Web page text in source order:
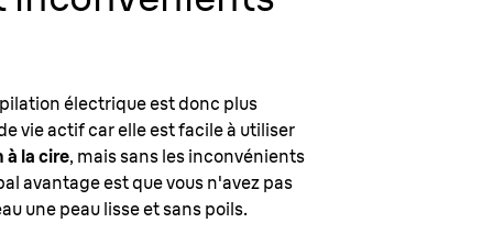
électrique est donc plus
vie actif car elle est facile à utiliser
à la cire, mais sans les inconvénients
avantage est que vous n'avez pas
une peau lisse et sans poils.